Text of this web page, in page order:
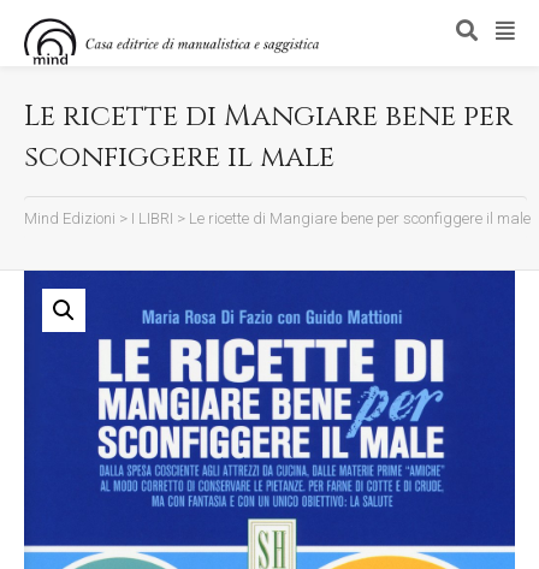
Le ricette di Mangiare bene per
sconfiggere il male
Mind Edizioni > I LIBRI > Le ricette di Mangiare bene per sconfiggere il male